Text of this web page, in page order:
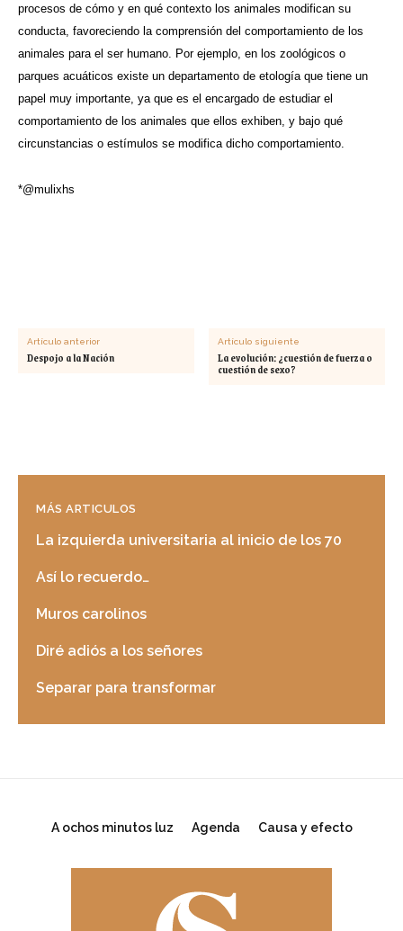
procesos de cómo y en qué contexto los animales modifican su
conducta, favoreciendo la comprensión del comportamiento de los
animales para el ser humano. Por ejemplo, en los zoológicos o
parques acuáticos existe un departamento de etología que tiene un
papel muy importante, ya que es el encargado de estudiar el
comportamiento de los animales que ellos exhiben, y bajo qué
circunstancias o estímulos se modifica dicho comportamiento.
*@mulixhs
Artículo anterior
Despojo a la Nación
Artículo siguiente
La evolución: ¿cuestión de fuerza o
cuestión de sexo?
MÁS ARTICULOS
La izquierda universitaria al inicio de los 70
Así lo recuerdo…
Muros carolinos
Diré adiós a los señores
Separar para transformar
A ochos minutos luz Agenda Causa y efecto